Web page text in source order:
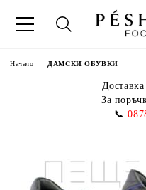
Начало ДАМСКИ ОБУВКИ
Доставка
За
📞